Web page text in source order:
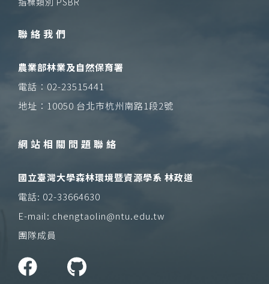
聯絡我們
農業部林業及自然保育署
電話：02-23515441
地址：10050 台北市杭州南路1段2號
網站相關問題聯絡
國立臺灣大學森林環境暨資源學系 林政道
電話: 02-33664630
E-mail: chengtaolin@ntu.edu.tw
團隊成員